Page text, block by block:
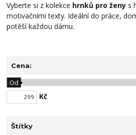
Vyberte si z kolekce hrnků pro ženy s
motivačními texty. Ideální do práce,
potěší každou dámu.
Cena:
Kč
Od
Štítky